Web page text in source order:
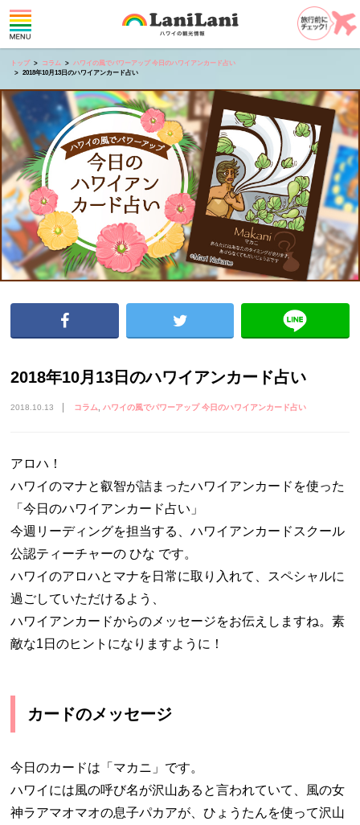
トップ コラム
ハワイの風でパワーアップ 今日のハワイアンカード占い
2018年10月13日のハワイアンカード占い
2018年10月13日のハワイアンカード占い
2018.10.13 コラム ハワイの風でパワーアップ 今日のハワイアンカード占い
アロハ！
ハワイのマナと叡智が詰まったハワイアンカードを使った
「今日のハワイアンカード占い」
今週リーディングを担当する、ハワイアンカードスクール
公認ティーチャーの ひな です。
ハワイのアロハとマナを日常に取り入れて、スペシャルに
過ごしていただけるよう、
ハワイアンカードからのメッセージをお伝えしますね。素
敵な1日のヒントになりますように！
カードのメッセージ
今日のカードは「マカニ」です。
ハワイには風の呼び名が沢山あると言われていて、風の女
神ラアマオマオの息子パカアが、ひょうたんを使って沢山